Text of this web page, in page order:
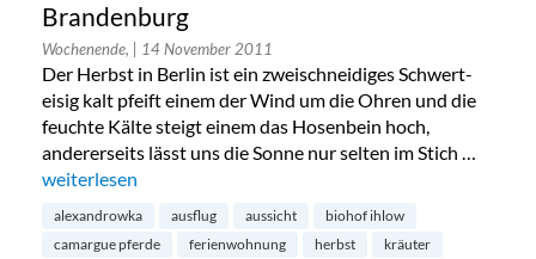
Brandenburg
Wochenende, | 14 November 2011
Der Herbst in Berlin ist ein zweischneidiges Schwert-
eisig kalt pfeift einem der Wind um die Ohren und die
feuchte Kälte steigt einem das Hosenbein hoch,
andererseits lässt uns die Sonne nur selten im Stich …
„Die schönsten Ausflugsziele in Berlin und Brandenburg“
weiterlesen
alexandrowka ausflug aussicht
biohof ihlow
camargue pferde
ferienwohnung herbst
kräuter